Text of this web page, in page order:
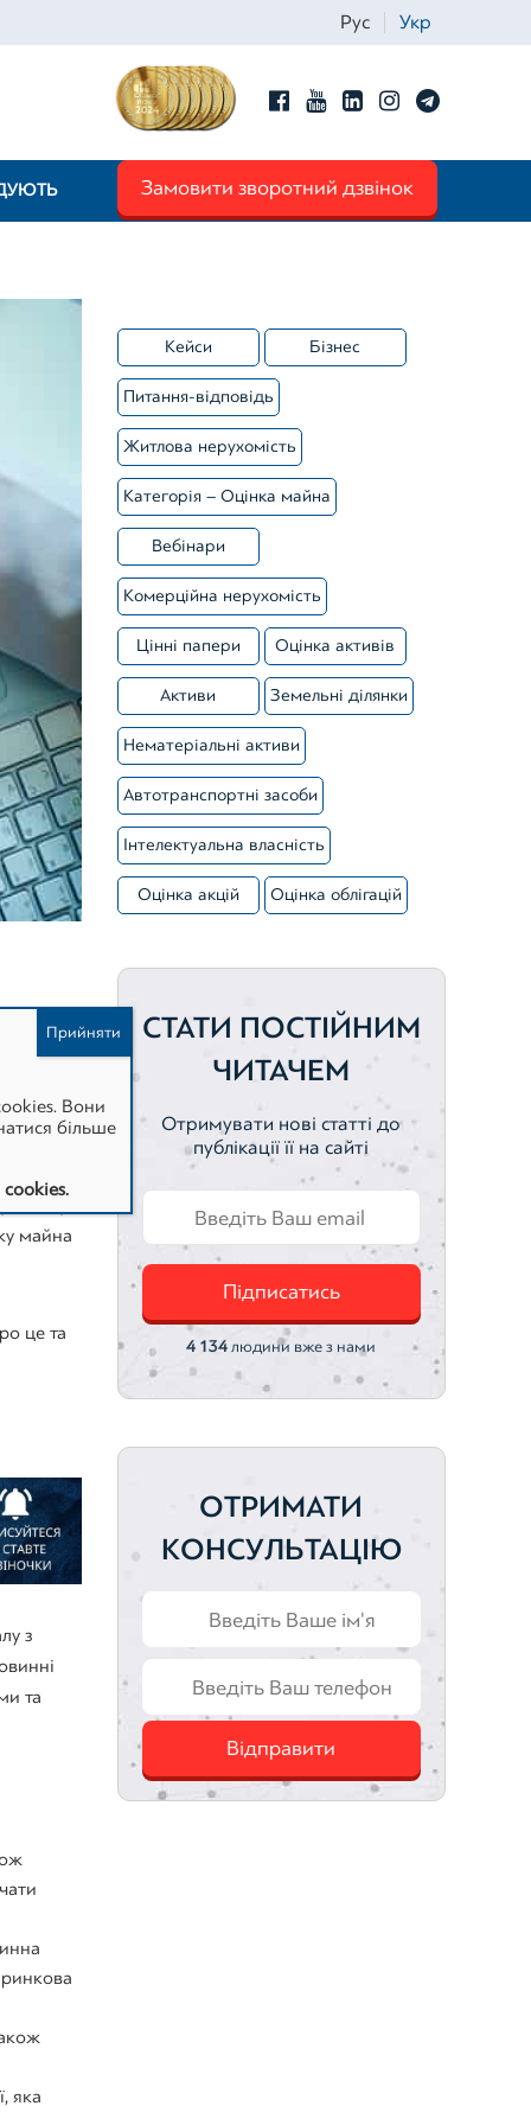
Рус Укр
Замовити зворотний дзвінок
майна
це та
з
та
ринкова
яка
Кейси Бізнес
Питання-відповідь
Житлова нерухомість
Категорія – Оцінка майна
Вебінари
Комерційна нерухомість
Цінні папери Оцінка активів
Активи Земельні ділянки
Нематеріальні активи
Автотранспортні засоби
Інтелектуальна власність
Оцінка акцій Оцінка облігацій
СТАТИ ПОСТІЙНИМ
ЧИТАЧЕМ
Отримувати нові статті до
публікації її на сайті
Підписатись
4 134 людини вже з нами
ОТРИМАТИ
КОНСУЛЬТАЦІЮ
Відправити
Email*
Зареєструватися
Вони
більше